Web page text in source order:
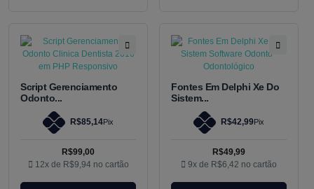
Script Gerenciamento
Odonto...
R$85,14Pix
R$99,00
12x de R$9,94 no cartão
Fontes Em Delphi Xe Do
Sistem...
R$42,99Pix
R$49,99
9x de R$6,42 no cartão